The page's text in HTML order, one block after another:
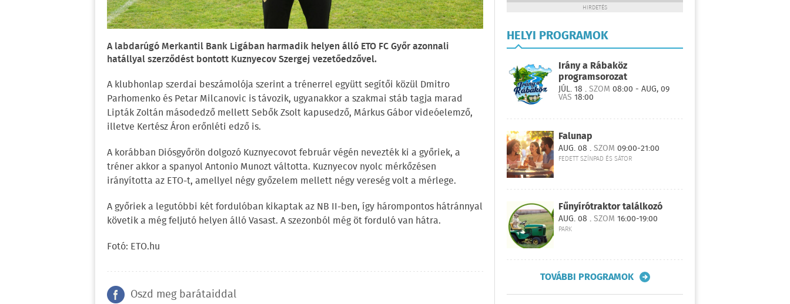
A labdarúgó Merkantil Bank Ligában harmadik helyen álló ETO FC Győr azonnali
hatállyal szerződést bontott Kuznyecov Szergej vezetőedzővel.
A klubhonlap szerdai beszámolója szerint a trénerrel együtt segítői közül Dmitro
Parhomenko és Petar Milcanovic is távozik, ugyanakkor a szakmai stáb tagja marad
Lipták Zoltán másodedző mellett Sebők Zsolt kapusedző, Márkus Gábor videóelemző,
illetve Kertész Áron erőnléti edző is.
A korábban Diósgyőrön dolgozó Kuznyecovot február végén nevezték ki a győriek, a
tréner akkor a spanyol Antonio Munozt váltotta. Kuznyecov nyolc mérkőzésen
irányította az ETO-t, amellyel négy győzelem mellett négy vereség volt a mérlege.
A győriek a legutóbbi két fordulóban kikaptak az NB II-ben, így hárompontos hátránnyal
követik a még feljutó helyen álló Vasast. A szezonból még öt forduló van hátra.
Fotó: ETO.hu
Oszd meg barátaiddal
HIRDETÉS
HELYI PROGRAMOK
Irány a Rábaköz
programsorozat
JÚL. 18 .SZOM 08:00 - AUG, 09
VAS 18:00
Falunap
AUG. 08 .SZOM 09:00-21:00
FEDETT SZÍNPAD ÉS SÁTOR
Fűnyírótraktor találkozó
AUG. 08 .SZOM 16:00-19:00
PARK
TOVÁBBI PROGRAMOK